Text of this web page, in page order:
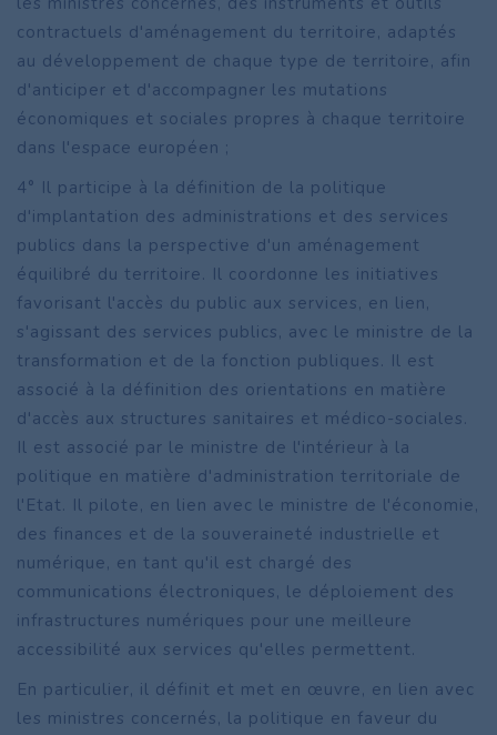
contractuels d'aménagement du territoire, adaptés
au développement de chaque type de territoire, afin
d'anticiper et d'accompagner les mutations
économiques et sociales propres à chaque territoire
dans l'espace européen ;
4° Il participe à la définition de la politique
d'implantation des administrations et des services
publics dans la perspective d'un aménagement
équilibré du territoire. Il coordonne les initiatives
favorisant l'accès du public aux services, en lien,
s'agissant des services publics, avec le ministre de la
transformation et de la fonction publiques. Il est
associé à la définition des orientations en matière
d'accès aux structures sanitaires et médico-sociales.
Il est associé par le ministre de l'intérieur à la
politique en matière d'administration territoriale de
l'Etat. Il pilote, en lien avec le ministre de l'économie,
des finances et de la souveraineté industrielle et
numérique, en tant qu'il est chargé des
communications électroniques, le déploiement des
infrastructures numériques pour une meilleure
accessibilité aux services qu'elles permettent.
En particulier, il définit et met en œuvre, en lien avec
les ministres concernés, la politique en faveur du